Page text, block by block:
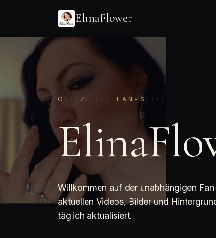
ElinaFlower
OFFIZIELLE FAN-SEITE
Willkommen auf der unabhängigen
aktuellen Videos, Bilder und
täglich aktualisiert.